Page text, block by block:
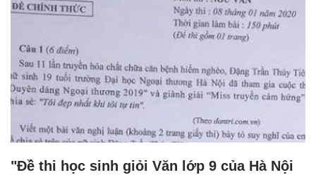
"Đề thi học sinh giỏi Văn lớp 9 của Hà Nội